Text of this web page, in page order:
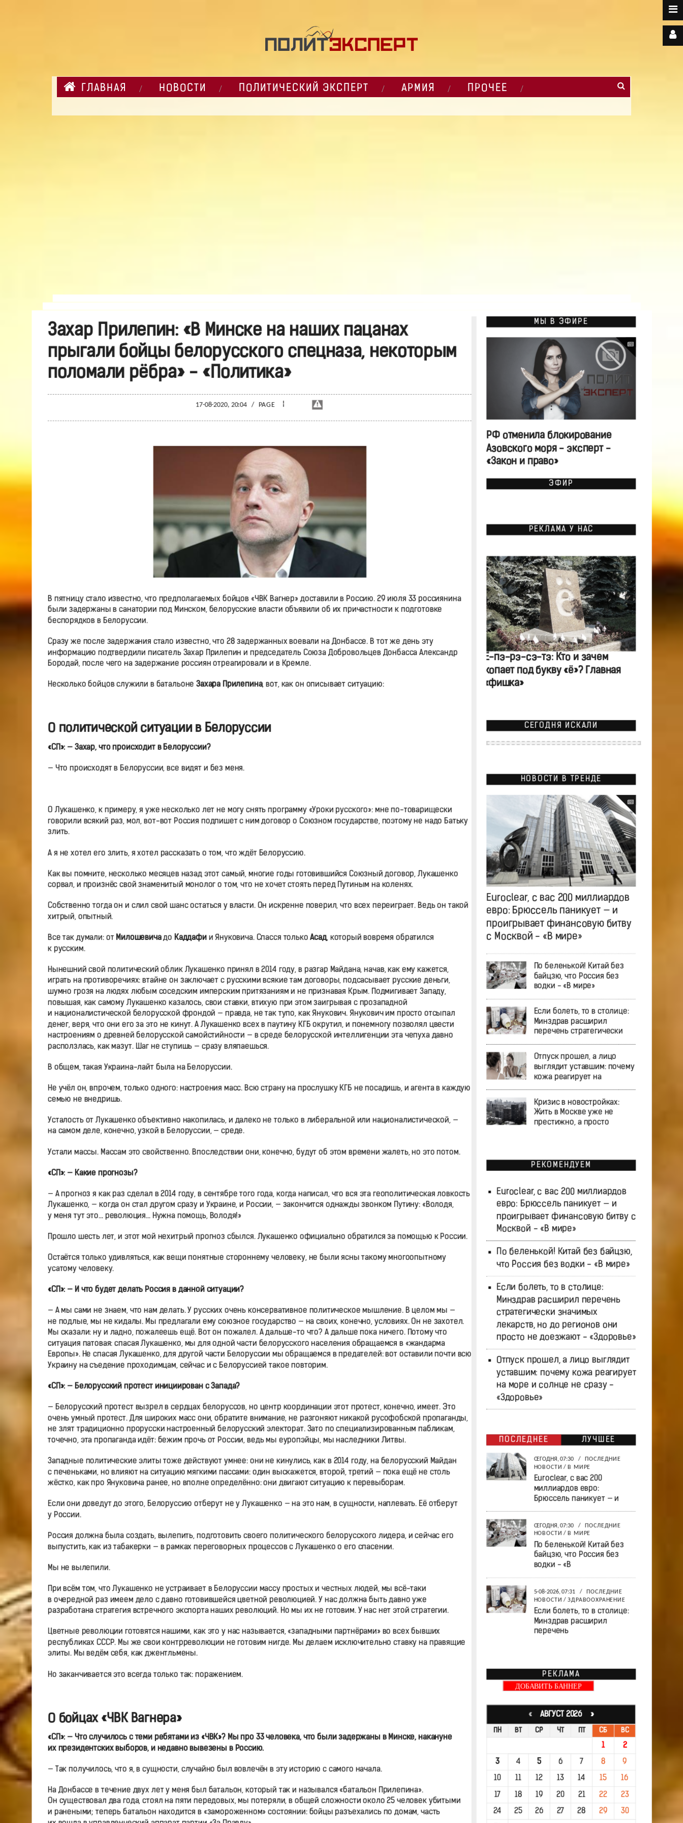
ГЛАВНАЯ НОВОСТИ ПОЛИТИЧЕСКИЙ ЭКСПЕРТ АРМИЯ ПРОЧЕЕ
Захар Прилепин: «В Минске на наших пацанах
прыгали бойцы белорусского спецназа, некоторым
поломали рёбра» - «Политика»
17-08-2020, 20:04 / PAGE ¦
В пятницу стало известно, что предполагаемых бойцов «ЧВК Вагнер» доставили в Россию. 29 июля 33 россиянина
были задержаны в санатории под Минском, белорусские власти объявили об их причастности к подготовке
беспорядков в Белоруссии.
Сразу же после задержания стало известно, что 28 задержанных воевали на Донбассе. В тот же день эту
информацию подтвердили писатель Захар Прилепин и председатель Союза Добровольцев Донбасса Александр
Бородай, после чего на задержание россиян отреагировали и в Кремле.
Несколько бойцов служили в батальоне Захара Прилепина, вот, как он описывает ситуацию:
О политической ситуации в Белоруссии
«СП»: — Захар, что происходит в Белоруссии?
— Что происходят в Белоруссии, все видят и без меня.
О Лукашенко, к примеру, я уже несколько лет не могу снять программу «Уроки русского»: мне по-товарищески
говорили всякий раз, мол, вот-вот Россия подпишет с ним договор о Союзном государстве, поэтому не надо Батьку
злить.
А я не хотел его злить, я хотел рассказать о том, что ждёт Белоруссию.
Как вы помните, несколько месяцев назад этот самый, многие годы готовившийся Союзный договор, Лукашенко
сорвал, и произнёс свой знаменитый монолог о том, что не хочет стоять перед Путиным на коленях.
Собственно тогда он и слил свой шанс остаться у власти. Он искренне поверил, что всех переиграет. Ведь он такой
хитрый, опытный.
Все так думали: от Милошевичадо Каддафии Януковича. Спасся толькоАсад, который вовремя обратился
к русским.
Нынешний свой политический облик Лукашенко принял в 2014 году, в разгар Майдана, начав, как ему кажется,
играть на противоречиях: втайне он заключает с русскими всякие там договоры, подсасывает русские деньги,
шумно грозя на людях любым соседским имперским притязаниям и не признавая Крым. Подмигивает Западу,
повышая, как самому Лукашенко казалось, свои ставки, втихую при этом заигрывая с прозападной
и националистической белорусской фрондой — правда, не так тупо, как Янукович. Янукович им просто отсыпал
денег, веря, что они его за это не кинут. А Лукашенко всех в паутину КГБ окрутил, и понемногу позволял цвести
настроениям о древней белорусской самойстийности — в среде белорусской интеллигенции эта чепуха давно
расползлась, как мазут. Шаг не ступишь — сразу вляпаешься.
В общем, такая Украина-лайт была на Белоруссии.
Не учёл он, впрочем, только одного: настроения масс. Всю страну на прослушку КГБ не посадишь, и агента в каждую
семью не внедришь.
Усталость от Лукашенко объективно накопилась, и далеко не только в либеральной или националистической, —
на самом деле, конечно, узкой в Белоруссии, — среде.
Устали массы. Массам это свойственно. Впоследствии они, конечно, будут об этом времени жалеть, но это потом.
«СП»: — Какие прогнозы?
— А прогноз я как раз сделал в 2014 году, в сентябре того года, когда написал, что вся эта геополитическая ловкость
Лукашенко, — когда он стал другом сразу и Украине, и России, — закончится однажды звонком Путину: «Володя,
у меня тут это… революция… Нужна помощь, Володя!»
Прошло шесть лет, и этот мой нехитрый прогноз сбылся. Лукашенко официально обратился за помощью к России.
Остаётся только удивляться, как вещи понятные стороннему человеку, не были ясны такому многоопытному
усатому человеку.
«СП»: — И что будет делать Россия в данной ситуации?
— А мы сами не знаем, что нам делать. У русских очень консервативное политическое мышление. В целом мы —
не подлые, мы не кидалы. Мы предлагали ему союзное государство — на своих, конечно, условиях. Он не захотел.
Мы сказали: ну и ладно, пожалеешь ещё. Вот он пожалел. А дальше-то что? А дальше пока ничего. Потому что
ситуация патовая: спасая Лукашенко, мы для одной части белорусского населения обращаемся в «жандарма
Европы». Не спасая Лукашенко, для другой части Белоруссии мы обращаемся в предателей: вот оставили почти всю
Украину на съедение проходимцам, сейчас и с Белоруссией такое повторим.
«СП»: — Белорусский протест инициирован с Запада?
— Белорусский протест вызрел в сердцах белоруссов, но центр координации этот протест, конечно, имеет. Это
очень умный протест. Для широких масс они, обратите внимание, не разгоняют никакой русофобской пропаганды,
не злят традиционно прорусски настроенный белорусский электорат. Зато по специализированным пабликам,
точечно, эта пропаганда идёт: бежим прочь от России, ведь мы еуропэйцы, мы наследники Литвы.
Западные политические элиты тоже действуют умнее: они не кинулись, как в 2014 году, на белорусский Майдан
с печеньками, но влияют на ситуацию мягкими пассами: один выскажется, второй, третий — пока ещё не столь
жёстко, как про Януковича ранее, но вполне определённо: они двигают ситуацию к перевыборам.
Если они доведут до этого, Белоруссию отберут не у Лукашенко — на это нам, в сущности, наплевать. Её отберут
у России.
Россия должна была создать, вылепить, подготовить своего политического белорусского лидера, и сейчас его
выпустить, как из табакерки — в рамках переговорных процессов с Лукашенко о его спасении.
Мы не вылепили.
При всём том, что Лукашенко не устраивает в Белоруссии массу простых и честных людей, мы всё-таки
в очередной раз имеем дело с давно готовившейся цветной революцией. У нас должна быть давно уже
разработана стратегия встречного экспорта наших революций. Но мы их не готовим. У нас нет этой стратегии.
Цветные революции готовятся нашими, как это у нас называется, «западными партнёрами» во всех бывших
республиках СССР. Мы же свои контрреволюции не готовим нигде. Мы делаем исключительно ставку на правящие
элиты. Мы ведём себя, как джентльмены.
Но заканчивается это всегда только так: поражением.
О бойцах «ЧВК Вагнера»
«СП»: — Что случилось с теми ребятами из «ЧВК»? Мы про 33 человека, что были задержаны в Минске, накануне
их президентских выборов, и недавно вывезены в Россию.
— Так получилось, что я, в сущности, случайно был вовлечён в эту историю с самого начала.
На Донбассе в течение двух лет у меня был батальон, который так и назывался «батальон Прилепина».
Он существовал два года, стоял на пяти передовых, мы потеряли, в общей сложности около 25 человек убитыми
и ранеными; теперь батальон находится в «замороженном» состоянии: бойцы разъехались по домам, часть
МЫ В ЭФИРЕ
РФ отменила блокирование
Азовского моря - эксперт -
«Закон и право»
ЭФИР
РЕКЛАМА У НАС
Ё-пэ-рэ-сэ-тэ: Кто и зачем
копает под букву «ё»? Главная
«фишка»
СЕГОДНЯ ИСКАЛИ
НОВОСТИ В ТРЕНДЕ
Euroclear, с вас 200 миллиардов
евро: Брюссель паникует — и
проигрывает финансовую битву
с Москвой - «В мире»
По беленькой! Китай без
байцзю, что Россия без
водки - «В мире»
Если болеть, то в столице:
Минздрав расширил
перечень стратегически
Отпуск прошел, а лицо
выглядит уставшим: почему
кожа реагирует на
Кризис в новостройках:
Жить в Москве уже не
престижно, а просто
РЕКОМЕНДУЕМ
Euroclear, с вас 200 миллиардов
евро: Брюссель паникует — и
проигрывает финансовую битву с
Москвой - «В мире»
По беленькой! Китай без байцзю,
что Россия без водки - «В мире»
Если болеть, то в столице:
Минздрав расширил перечень
стратегически значимых
лекарств, но до регионов они
просто не доезжают - «Здоровье»
Отпуск прошел, а лицо выглядит
уставшим: почему кожа реагирует
на море и солнце не сразу -
«Здоровье»
ПОСЛЕДНЕЕ ЛУЧШЕЕ
СЕГОДНЯ, 07:30 /
ПОСЛЕДНИЕ
НОВОСТИ / В МИРЕ
Euroclear, с вас 200
миллиардов евро:
Брюссель паникует — и
СЕГОДНЯ, 07:30 /
ПОСЛЕДНИЕ
НОВОСТИ / В МИРЕ
По беленькой! Китай без
байцзю, что Россия без
водки - «В
5-08-2026, 07:31 /
ПОСЛЕДНИЕ
НОВОСТИ / ЗДРАВООХРАНЕНИЕ
Если болеть, то в столице:
Минздрав расширил
перечень
РЕКЛАМА
ДОБАВИТЬ БАННЕР
«АВГУСТ 2026 »
ПН ВТ СР ЧТ ПТ СБ ВС
1 2
3 4 5 6 7 8 9
10 11 12 13 14 15 16
17 18 19 20 21 22 23
24 25 26 27 28 29 30